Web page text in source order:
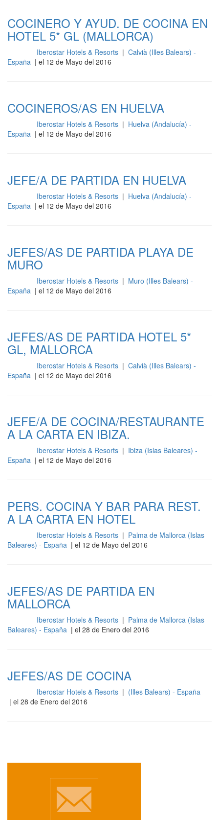
COCINERO Y AYUD. DE COCINA EN
HOTEL 5* GL (MALLORCA)
Iberostar Hotels & Resorts | Calvià (Illes Balears) -
España | el 12 de Mayo del 2016
COCINEROS/AS EN HUELVA
Iberostar Hotels & Resorts | Huelva (Andalucía) -
España | el 12 de Mayo del 2016
JEFE/A DE PARTIDA EN HUELVA
Iberostar Hotels & Resorts | Huelva (Andalucía) -
España | el 12 de Mayo del 2016
JEFES/AS DE PARTIDA PLAYA DE
MURO
Iberostar Hotels & Resorts | Muro (Illes Balears) -
España | el 12 de Mayo del 2016
JEFES/AS DE PARTIDA HOTEL 5*
GL, MALLORCA
Iberostar Hotels & Resorts | Calvià (Illes Balears) -
España | el 12 de Mayo del 2016
JEFE/A DE COCINA/RESTAURANTE
A LA CARTA EN IBIZA.
Iberostar Hotels & Resorts | Ibiza (Islas Baleares) -
España | el 12 de Mayo del 2016
PERS. COCINA Y BAR PARA REST.
A LA CARTA EN HOTEL
Iberostar Hotels & Resorts | Palma de Mallorca (Islas
Baleares) - España | el 12 de Mayo del 2016
JEFES/AS DE PARTIDA EN
MALLORCA
Iberostar Hotels & Resorts | Palma de Mallorca (Islas
Baleares) - España | el 28 de Enero del 2016
JEFES/AS DE COCINA
Iberostar Hotels & Resorts | (Illes Balears) - España
| el 28 de Enero del 2016